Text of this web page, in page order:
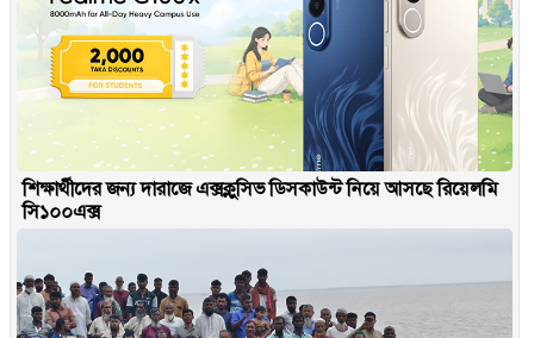
শিক্ষার্থীদের জন্য দারাজে এক্সক্লুসিভ ডিসকাউন্ট নিয়ে আসছে রিয়েলমি
সি১০০এক্স